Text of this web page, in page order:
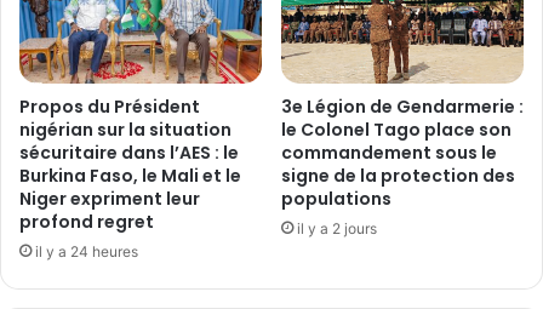
0
2
1
2
0
2
3
'
I
v
i
r
e
«
s
a
s
Propos du Président
nigérian sur la situation
sécuritaire dans l’AES : le
Burkina Faso, le Mali et le
Niger expriment leur
profond regret
il y a 24 heures
3e Légion de Gendarmerie :
le Colonel Tago place son
commandement sous le
signe de la protection des
populations
il y a 2 jours